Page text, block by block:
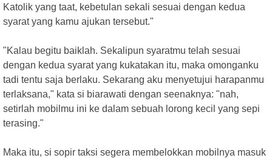
Katolik yang taat, kebetulan sekali sesuai dengan kedua
syarat yang kamu ajukan tersebut."
"Kalau begitu baiklah. Sekalipun syaratmu telah sesuai
dengan kedua syarat yang kukatakan itu, maka omonganku
tadi tentu saja berlaku. Sekarang aku menyetujui harapanmu
terlaksana," kata si biarawati dengan seenaknya: "nah,
setirlah mobilmu ini ke dalam sebuah lorong kecil yang sepi
terasing."
Maka itu, si sopir taksi segera membelokkan mobilnya masuk